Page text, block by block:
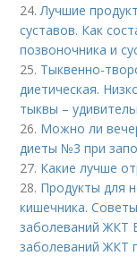
24.Лучшие
суставов. Как
позвоночника и
25. Тыквенно-
диетическая.
тыквы –
26. Можно ли
диеты №3 при
27. Какие лучше
28. Продукты для
кишечника.
заболеваний ЖКТ
заболеваний ЖКТ